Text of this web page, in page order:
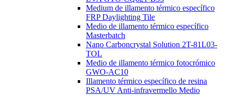
Medium de illamento térmico específico
FRP Daylighting Tile
Medio de illamento térmico específico
Masterbatch
Nano Carboncrystal Solution 2T-81L03-
TOL
Medio de illamento térmico fotocrómico
GWO-AC10
Illamento térmico específico de resina
PSA/UV Anti-infravermello Medio